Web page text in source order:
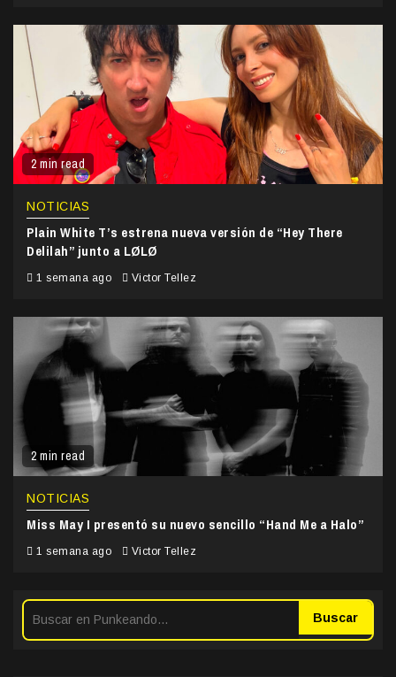
2 min read
NOTICIAS
Plain White T’s estrena nueva versión de “Hey There
Delilah” junto a LØLØ
1 semana ago Victor Tellez
2 min read
NOTICIAS
Miss May I presentó su nuevo sencillo “Hand Me a Halo”
1 semana ago Victor Tellez
Buscar